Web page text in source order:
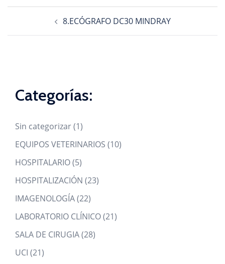
8.ECÓGRAFO DC30 MINDRAY
Categorías:
Sin categorizar 11
product
EQUIPOS VETERINARIOS 1010
HOSPITALARIO 55
products
HOSPITALIZACIÓN 2323
IMAGENOLOGÍA 2222
products
LABORATORIO CLÍNICO 2121
SALA DE CIRUGIA 2828
UCI 2121